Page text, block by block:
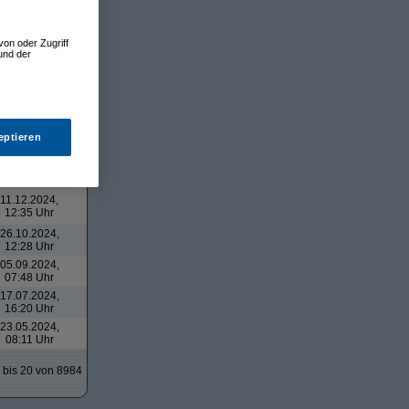
22.02.2025,
15:41 Uhr
21:38 Uhr
27.01.2025,
11.12.2024,
12:35 Uhr
26.10.2024,
12:28 Uhr
05.09.2024,
07:48 Uhr
17.07.2024,
16:20 Uhr
23.05.2024,
08:11 Uhr
bis 20 von 8984
oder Zugriff
der